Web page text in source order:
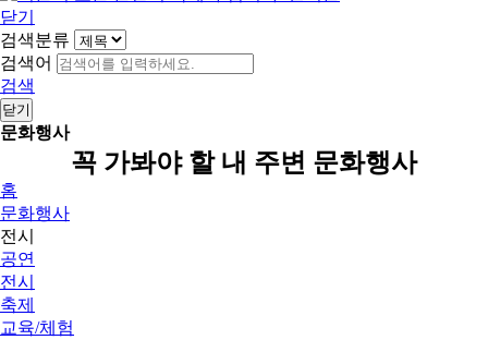
닫기
검색분류
검색어
검색
닫기
문화행사
꼭 가봐야 할 내 주변 문화행사
홈
문화행사
전시
공연
전시
축제
교육/체험